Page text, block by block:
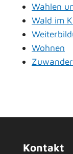
Wahlen
Wald im
Wohnen
Kontakt